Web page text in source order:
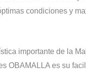
condiciones y
importante de la
OBAMALLA es su